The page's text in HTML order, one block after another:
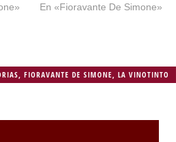
En «Fioravante De Simone»
,FIORAVANTE DE SIMONE,LA VINOTINTO